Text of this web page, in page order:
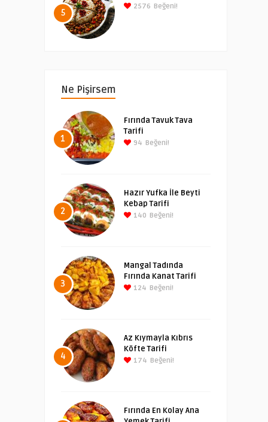
5
2576 Beğeni!
Ne Pişirsem
1
Fırında Tavuk Tava
Tarifi
94 Beğeni!
2
Hazır Yufka İle Beyti
Kebap Tarifi
140 Beğeni!
3
Mangal Tadında
Fırında Kanat Tarifi
124 Beğeni!
4
Az Kıymayla Kıbrıs
Köfte Tarifi
174 Beğeni!
Fırında En Kolay Ana